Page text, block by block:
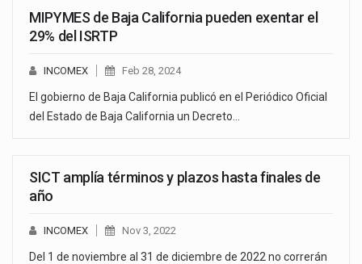
MIPYMES de Baja California pueden exentar el
29% del ISRTP
INCOMEX Feb 28, 2024
El gobierno de Baja California publicó en el Periódico Oficial
del Estado de Baja California un Decreto…
SICT amplía términos y plazos hasta finales de
año
INCOMEX Nov 3, 2022
Del 1 de noviembre al 31 de diciembre de 2022 no correrán